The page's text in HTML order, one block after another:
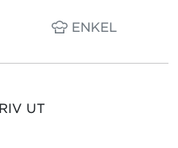
ENKEL
UT